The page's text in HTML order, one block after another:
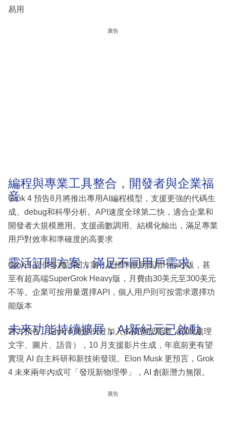
易用
廣告
編程與專業工具整合，開發者與企業福
音
Grok 4 預告8月將推出專用AI編程模型，支援更強的代碼生
成、debug和科學分析。API速度全球第二快，適合企業和
開發者大規模應用。支援函數調用、結構化輸出，滿足專業
用戶對效率和準確度的高要求
靈活訂閱方案，滿足不同用戶需求
Grok 4 提供多種訂閱方案，從標準版到高階Heavy版，甚
至有超高端SuperGrok Heavy版，月費由30美元至300美元
不等。企業可按用量選擇API，個人用戶則可按需求選擇功
能版本
未來功能持續擴展，AI新紀元已啟動
官方預告，Grok 4 將於 9 月加入多模態智能體（同時處理
文字、圖片、語音），10 月支援影片生成，年底前更有望
實現 AI 自主科研和新技術發現。Elon Musk 更預言，Grok
4 未來兩年內或可「發現新物理學」，AI 創新潛力無限。
廣告